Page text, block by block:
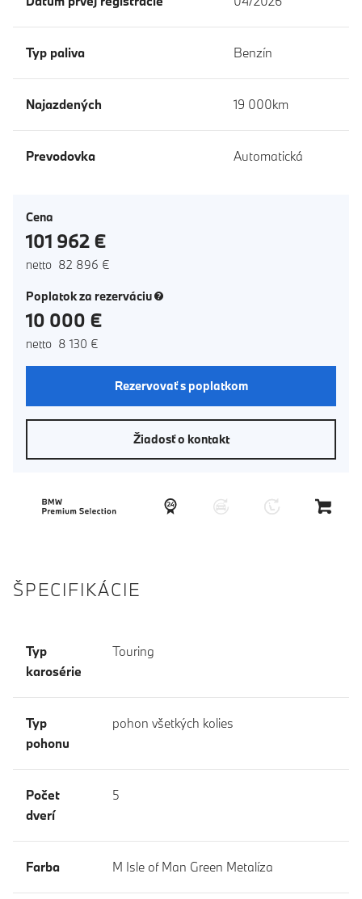
Typ paliva Benzín
Najazdených 19 000km
Prevodovka Automatická
Cena
101 962 €
netto 82 896 €
Poplatok za rezerváciu (nové okno)
10 000 €
netto 8 130 €
Rezervovať s poplatkom
Žiadosť o kontakt
ŠPECIFIKÁCIE
Typ
karosérie
Touring
Typ
pohonu
pohon všetkých kolies
Počet
dverí
5
Farba M Isle of Man Green Metalíza